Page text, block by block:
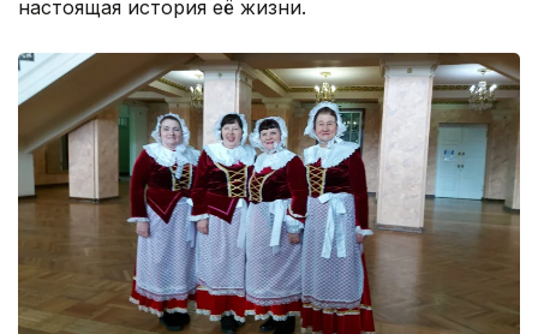
настоящая история её жизни.